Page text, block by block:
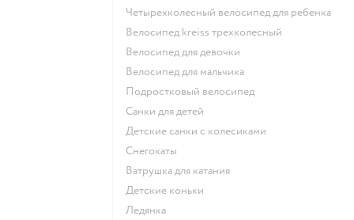
Четырехколесный велосипед для ребенка
Велосипед kreiss трехколесный
Велосипед для девочки
Велосипед для мальчика
Подростковый велосипед
Санки для детей
Детские санки с колесиками
Снегокаты
Ватрушка для катания
Детские коньки
Ледянка